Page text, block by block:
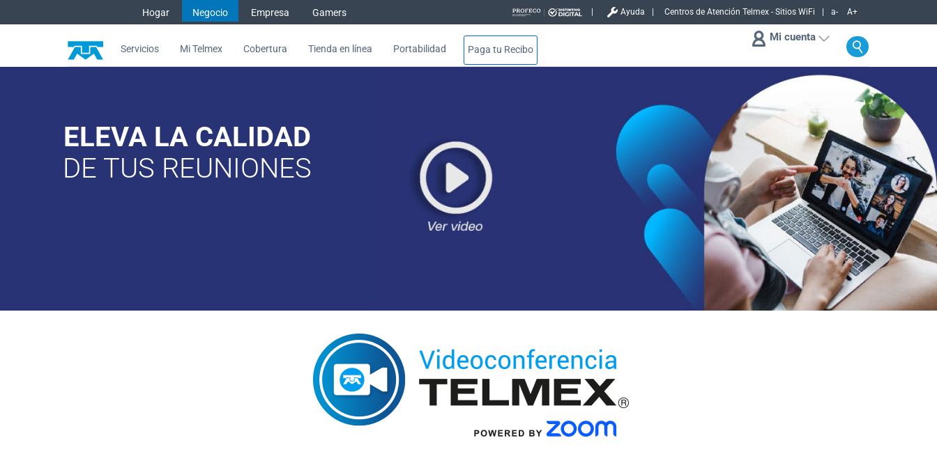
Hogar Negocio Empresa Gamers Ayuda Centros de Atención Telmex - Sitios WiFi a- A+
Servicios Mi Telmex Cobertura Tienda en línea Portabilidad Paga tu Recibo
Mi cuenta
ELEVA LA CALIDAD
DE TUS REUNIONES